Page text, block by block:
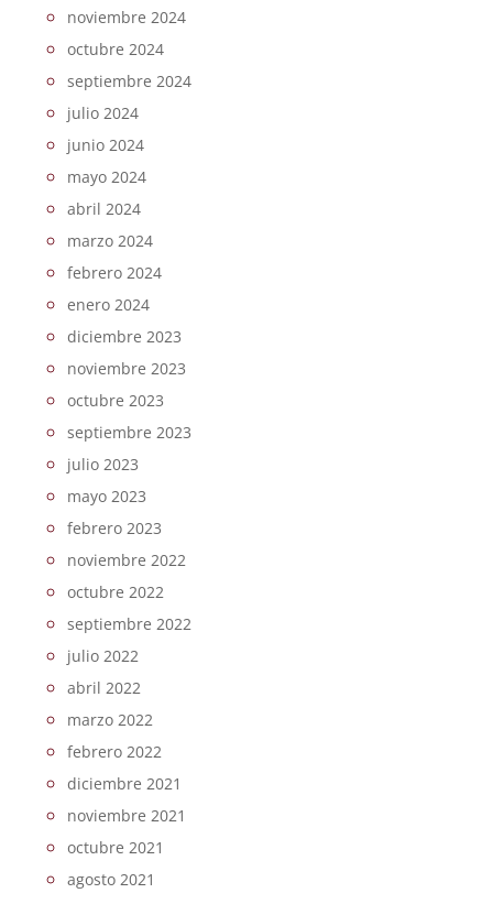
noviembre 2024
octubre 2024
septiembre 2024
julio 2024
junio 2024
mayo 2024
abril 2024
marzo 2024
febrero 2024
enero 2024
diciembre 2023
noviembre 2023
octubre 2023
septiembre 2023
julio 2023
mayo 2023
febrero 2023
noviembre 2022
octubre 2022
septiembre 2022
julio 2022
abril 2022
marzo 2022
febrero 2022
diciembre 2021
noviembre 2021
octubre 2021
agosto 2021